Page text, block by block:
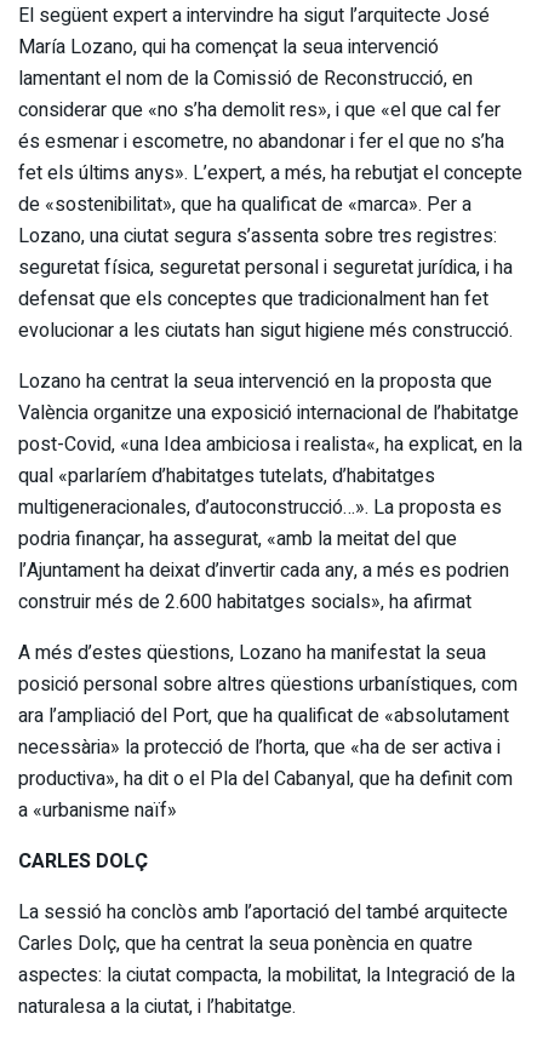
El següent expert a intervindre ha sigut l’arquitecte José
María Lozano, qui ha començat la seua intervenció
lamentant el nom de la Comissió de Reconstrucció, en
considerar que «no s’ha demolit res», i que «el que cal fer
és esmenar i escometre, no abandonar i fer el que no s’ha
fet els últims anys». L’expert, a més, ha rebutjat el concepte
de «sostenibilitat», que ha qualificat de «marca». Per a
Lozano, una ciutat segura s’assenta sobre tres registres:
seguretat física, seguretat personal i seguretat jurídica, i ha
defensat que els conceptes que tradicionalment han fet
evolucionar a les ciutats han sigut higiene més construcció.
Lozano ha centrat la seua intervenció en la proposta que
València organitze una exposició internacional de l’habitatge
post-Covid, «una Idea ambiciosa i realista«, ha explicat, en la
qual «parlaríem d’habitatges tutelats, d’habitatges
multigeneracionales, d’autoconstrucció…». La proposta es
podria finançar, ha assegurat, «amb la meitat del que
l’Ajuntament ha deixat d’invertir cada any, a més es podrien
construir més de 2.600 habitatges socials», ha afirmat
A més d’estes qüestions, Lozano ha manifestat la seua
posició personal sobre altres qüestions urbanístiques, com
ara l’ampliació del Port, que ha qualificat de «absolutament
necessària» la protecció de l’horta, que «ha de ser activa i
productiva», ha dit o el Pla del Cabanyal, que ha definit com
a «urbanisme naïf»
CARLES DOLÇ
La sessió ha conclòs amb l’aportació del també arquitecte
Carles Dolç, que ha centrat la seua ponència en quatre
aspectes: la ciutat compacta, la mobilitat, la Integració de la
naturalesa a la ciutat, i l’habitatge.